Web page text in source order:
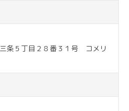
条５丁目２８番３１号 コメリ